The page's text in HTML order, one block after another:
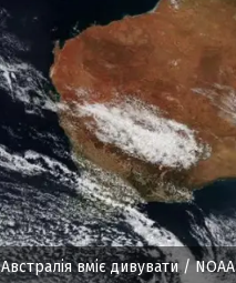
Австралія вміє дивувати/ NOAA